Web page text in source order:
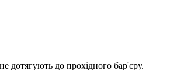
дотягують до прохідного бар'єру.